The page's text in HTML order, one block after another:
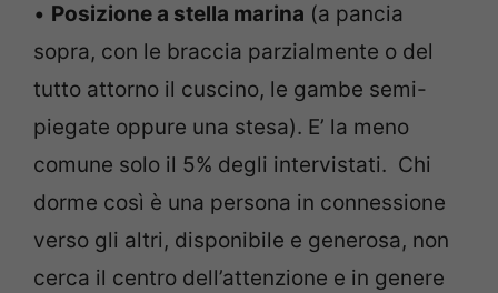
• Posizione a stella marina (a pancia
sopra, con le braccia parzialmente o del
tutto attorno il cuscino, le gambe semi-
piegate oppure una stesa). E’ la meno
comune solo il 5% degli intervistati. Chi
dorme così è una persona in connessione
verso gli altri, disponibile e generosa, non
cerca il centro dell’attenzione e in genere